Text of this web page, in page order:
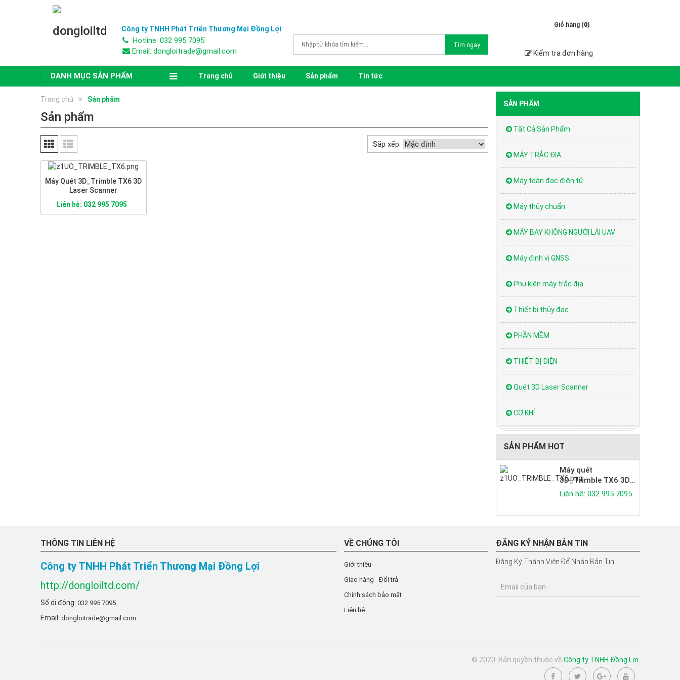
Công ty TNHH Phát Triển Thương Mại Đồng Lợi
Hotline: 032 995 7095
Email: dongloitrade@gmail.com
Tìm ngay
Giỏ hàng (0)
Kiểm tra đơn hàng
DANH MỤC SẢN PHẨM Trang chủ Giới thiệu Sản phẩm Tin tức
Trang chủ Sản phẩm
Sản phẩm
Sắp xếp:
Máy Quét 3D_Trimble TX6 3D
Laser Scanner
Liên hệ: 032 995 7095
SẢN PHẨM
Tất Cả Sản Phẩm
MÁY TRẮC ĐỊA
Máy toàn đạc điện tử
Máy thủy chuẩn
MÁY BAY KHÔNG NGƯỜI LÁI UAV
Máy định vị GNSS
Phụ kiên máy trắc địa
Thiết bị thủy đạc
PHẦN MỀM
THIẾT BỊ ĐIỆN
Quét 3D Laser Scanner
CƠ KHÍ
SẢN PHẨM HOT
Máy quét
3D_Trimble TX6 3D
Laser Scanner
Liên hệ: 032 995 7095
THÔNG TIN LIÊN HỆ
Công ty TNHH Phát Triển Thương Mại Đồng Lợi
http://dongloiltd.com/
Số di động: 032 995 7095
Email: dongloitrade@gmail.com
VỀ CHÚNG TÔI
Giới thiệu
Giao hàng - Đổi trả
Chính sách bảo mật
Liên hệ
ĐĂNG KÝ NHẬN BẢN TIN
Đăng Ký Thành Viên Để Nhận Bản Tin:
Email của bạn
© 2020. Bản quyền thuộc về Công ty TNHH Đồng Lợi